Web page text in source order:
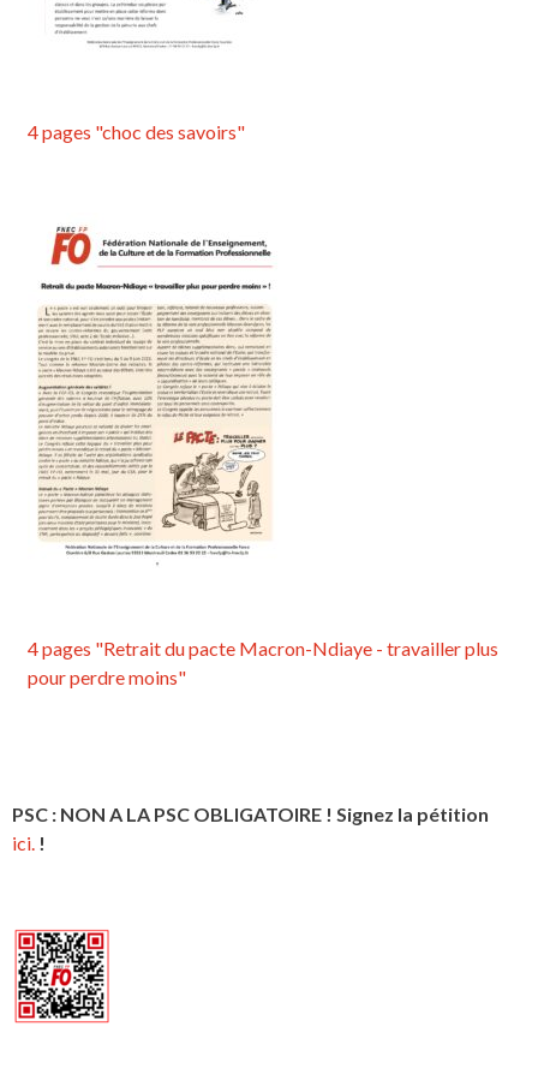
4 pages "choc des savoirs"
4 pages "Retrait du pacte Macron-Ndiaye - travailler plus
pour perdre moins"
PSC : NON A LA PSC OBLIGATOIRE ! Signez la pétition
ici. !